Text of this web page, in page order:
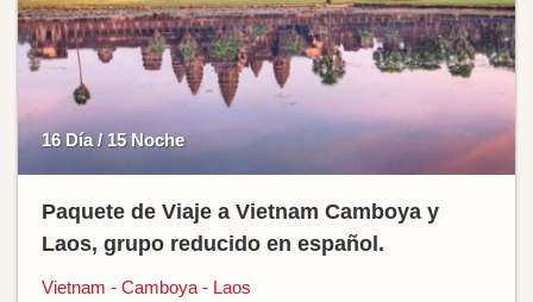
16 Día / 15 Noche
Paquete de Viaje a Vietnam Camboya y
Laos, grupo reducido en español.
Vietnam - Camboya - Laos